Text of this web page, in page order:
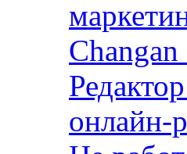
Changan
онлайн-